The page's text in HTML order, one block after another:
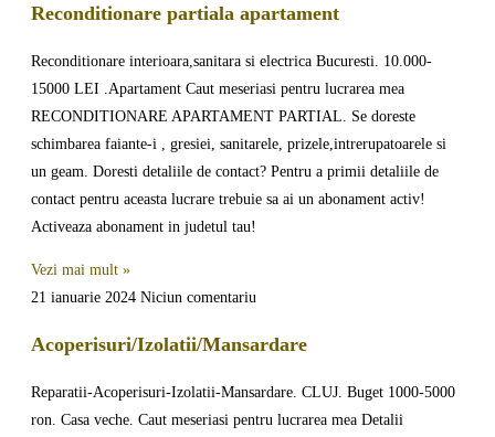
Reconditionare partiala apartament
Reconditionare interioara,sanitara si electrica Bucuresti. 10.000-
15000 LEI .Apartament Caut meseriasi pentru lucrarea mea
RECONDITIONARE APARTAMENT PARTIAL. Se doreste
schimbarea faiante-i , gresiei, sanitarele, prizele,intrerupatoarele si
un geam. Doresti detaliile de contact? Pentru a primii detaliile de
contact pentru aceasta lucrare trebuie sa ai un abonament activ!
Activeaza abonament in judetul tau!
Vezi mai mult »
21 ianuarie 2024 Niciun comentariu
Acoperisuri/Izolatii/Mansardare
Reparatii-Acoperisuri-Izolatii-Mansardare. CLUJ. Buget 1000-5000
ron. Casa veche. Caut meseriasi pentru lucrarea mea Detalii